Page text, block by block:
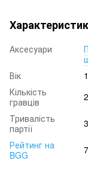
Аксесуари
Вік
Кількість
гравців
Тривалість
партії
Рейтинг на
BGG